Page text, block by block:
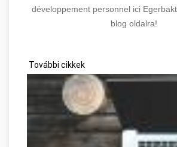
développement personnel ici
blog oldalra!
További cikkek